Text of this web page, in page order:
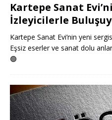
Kartepe Sanat
İzleyicilerle
Kartepe Sanat Evi’nin yeni
Eşsiz eserler ve sanat dolu
🟢